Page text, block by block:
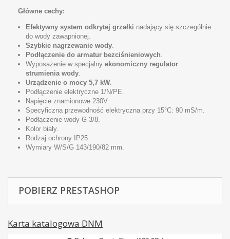
Główne cechy:
Efektywny system odkrytej grzałki nadający się szczególnie
do wody zawapnionej.
Szybkie nagrzewanie wody.
Podłączenie do armatur bezciśnieniowych.
Wyposażenie w specjalny ekonomiczny regulator
strumienia wody.
Urządzenie o mocy 5,7 kW.
Podłączenie elektryczne 1/N/PE.
Napięcie znamionowe 230V.
Specyficzna przewodność elektryczna przy 15°C: 90 mS/m.
Podłączenie wody G 3/8.
Kolor biały.
Rodzaj ochrony IP25.
Wymiary W/S/G 143/190/82 mm.
POBIERZ PRESTASHOP
Karta katalogowa DNM